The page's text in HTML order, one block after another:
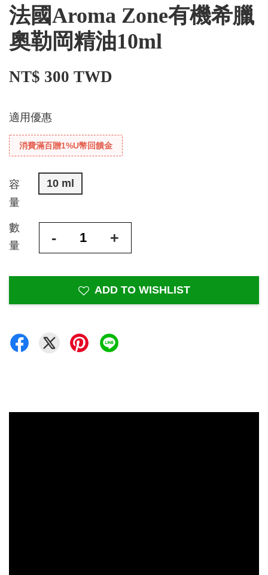
法國Aroma Zone有機希臘
奧勒岡精油10ml
NT$ 300 TWD
適用優惠
消費滿百贈1%U幣回饋金
容
量
10 ml
數
量
- +
ADD TO WISHLIST